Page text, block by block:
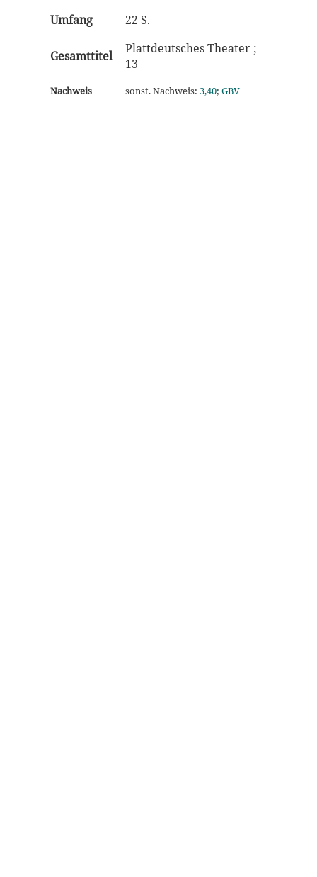
Umfang
22 S.
Gesamttitel
Plattdeutsches Theater ;
13
Nachweis sonst. Nachweis: 3,40; GBV